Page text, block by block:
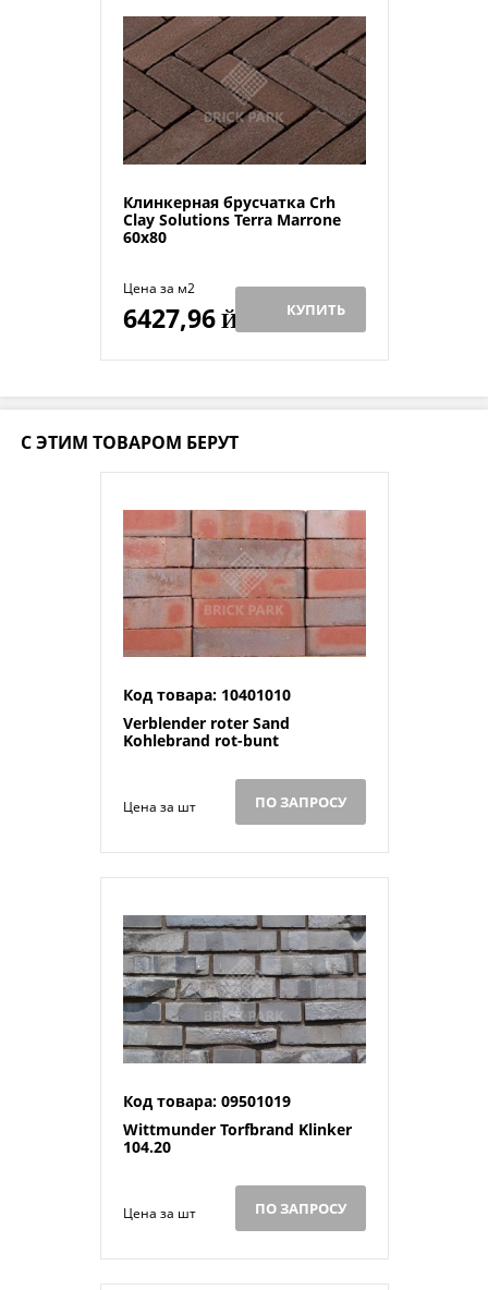
Клинкерная брусчатка Crh
Clay Solutions Terra Marrone
60x80
Цена за м2
6427,96Й КУПИТЬ
С ЭТИМ ТОВАРОМ БЕРУТ
Код товара: 10401010
Verblender roter Sand
Kohlebrand rot-bunt
Цена за шт ПО ЗАПРОСУ
Код товара: 09501019
Wittmunder Torfbrand Klinker
104.20
Цена за шт ПО ЗАПРОСУ